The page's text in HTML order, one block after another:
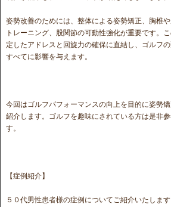
姿勢改善のためには、整体による姿勢矯正、胸椎
トレーニング、股関節の可動性強化が重要です。
定したアドレスと回旋力の確保に直結し、ゴルフ
すべてに影響を与えます。
今回はゴルフパフォーマンスの向上を目的に姿勢
紹介します。ゴルフを趣味にされている方は是非
す。
【症例紹介】
５０代男性患者様の症例についてご紹介いたしま